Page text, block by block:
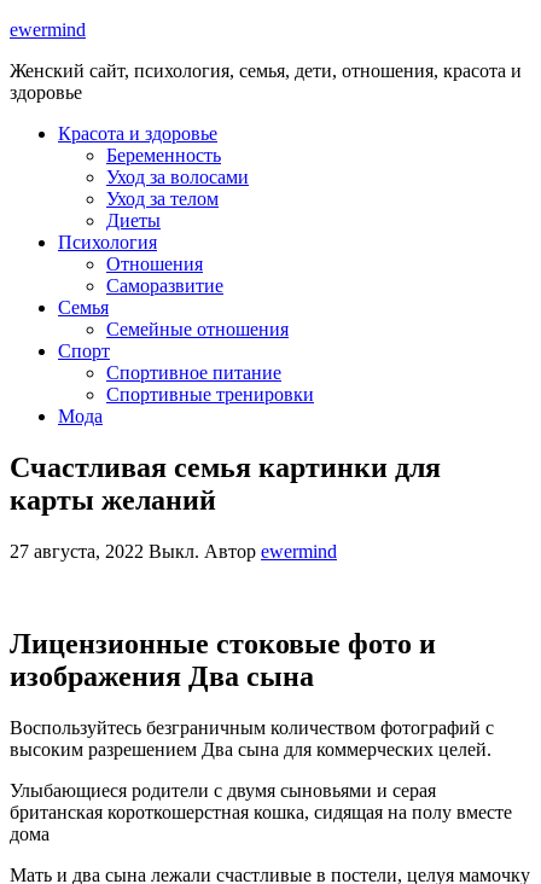
ewermind
Женский сайт, психология, семья, дети, отношения, красота и
здоровье
Красота и здоровье
Беременность
Уход за волосами
Уход за телом
Диеты
Психология
Отношения
Саморазвитие
Семья
Семейные отношения
Спорт
Спортивное питание
Спортивные тренировки
Мода
Счастливая семья картинки для
карты желаний
27 августа, 2022 Выкл. Автор ewermind
Лицензионные стоковые фото и
изображения Два сына
Воспользуйтесь безграничным количеством фотографий с
высоким разрешением Два сына для коммерческих целей.
Улыбающиеся родители с двумя сыновьями и серая
британская короткошерстная кошка, сидящая на полу вместе
дома
Мать и два сына лежали счастливые в постели, целуя мамочку